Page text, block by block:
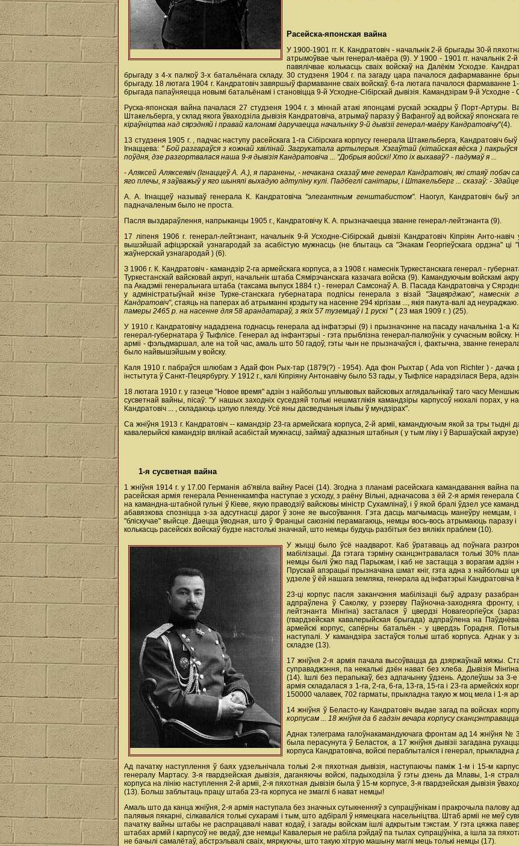
Расейска-японская вайна
У 1900-1901 гг. К. Кандратовіч - начальнік 2-й брыгады 30-й
атрымоўвае чын генерал-маёра (9). У 1900 - 1901 гг. начальнік
павялічвае колькасць сваіх войскаў на Далёкім Усходзе.
брыгаду з 4-х палкоў 3-х батальёнага складу. 30 студзеня 1904 г. па загаду цара пачалося дафармаванне
брыгаду. 18 лютага 1904 г. Кандратовіч завяршыў фармаванне сваіх войскаў. 6-га лютага пачалося фармаванне
брыгада папаўняецца новымі батальёнамі і становіцца 9-й Усходне-Сібірскай дывізія. Камандзірам 9-й Усходне -
Руска-японская вайна пачалася 27 студзеня 1904 г. з міннай атакі японцамі рускай эскадры ў Порт-
Штакельберга, у склад якога ўваходзіла дывізія Кандратовіча, атрымаў паразу ў Вафангоў ад войскаў
кіраўніцтва над сярэдняй і правай калонамі даручаецца начальніку 9-й дывізіі генерал-маёру Кандратовічу"(4).
13 студзеня 1905 г. , падчас наступу расейскага 1-га Сібірскага корпусу генерала Штакельберга,
Ігнаццева: " Бой разгараўся з кожнай хвілінай. Загрукатала артылерыя. Хэгаўтай (кітайская вёска )
поўдня, дзе разгортвалася наша 9-я дывізія Кандратовіча ... "Добрыя войскі! Хто іх выхаваў? - падумаў я ...
- Аляксей Аляксеявіч (Ігнаццеў А. А.), я паранены, - нечакана сказаў мне генерал Кандратовіч, які стаяў
яго плечы, я заўважыў у яго шынялі выхадую адтуліну кулі. Падбеглі санітары, і Штакельберг ... сказаў: -
А. А. Ігнаццеў называў генерала К. Кандратовіча "элегантным генштабистом". Наогул, Кандратовіч быў
падначаленым было не проста.
Пасля выздараўлення, напрыканцы 1905 г., Кандратовічу К. А. прызначаецца званне генерал-лейтэнанта (9).
17 ліпеня 1906 г. генерал-лейтэнант, начальнік 9-й Усходне-Сібірскай дывізіі Кандратовіч Кіпріян Анто-
вышэйшай афіцэрскай узнагародай за асабістую мужнасць (не блытаць са "Знакам Георгіеўскага ордэна" ці
жаўнерскай узнагародай ) (6).
З 1906 г. К. Кандратовіч - камандзір 2-га армейскага корпуса, а з 1908 г. намеснік Туркестанскага генерал -
Туркестанскай вайсковай акругі, начальнік штаба Сямірэчанскага казачага войска (9). Камандуючым войскамі
па Акадэміі генеральнага штаба (таксама выпуск 1884 г.) - генерал Самсонаў А. В. Пасада Кандратовіча у
у адміністратыўнай кнізе Турке-станскага губернатара подпісы генерала з візай
"Зацвярджаю", намеснік
Кандратовіч", стаяць на паперах аб атрыманні крэдыту на насенне 294 кіргізам ..., якія пакута-валі ад
памеры 2465 р. на насенне для 58 арандатараў, з якіх 57 туземцаў і 1 рускі " ( 23 мая 1909 г. ) (25).
У 1910 г. Кандратовічу нададзена годнасць генерала ад інфатэрыі (9) і прызначэнне на пасаду начальніка 1-а
генерал-губернатара ў Тыфлісе. Генерал ад інфантэрыі - гэта прыблізна генерал-палкоўнік у сучасным
арміі - фэльдмаршал, але на той час, амаль што 50 гадоў, гэты чын не прызначаўся і, фактычна, званне
было найвышэйшым у войску.
Каля 1910 г. пабраўся шлюбам з Адай фон Рых-тар (1879(?) - 1954). Ада фон Рыхтар ( Ada von Richter ) - дачка
інстытута ў Санкт-Пецярбургу. У 1912 г., калі Кіпріяну Антонавічу было 53 гады, у Тыфлісе нарадзілася Вера,
18 лютага 1910 г. у газеце "Новое время" адзін з найбольш уплывовых вайсковых аглядальнікаў таго часу
сусветнай вайны, пісаў: "У нашых заходніх суседзяй толькі нешматлікія камандзіры карпусоў нюхалі порах,
Кандратовіч ... , складаюць цэлую плеяду. Усё яны дасведчаныя ільвы ў мундзірах".
Са жніўня 1913 г. Кандратовіч -- камандзір 23-га армейскага корпуса, 2-й арміі, камандуючым якой за тры
кавалерыйскі камандзір вялікай асабістай мужнасці, займаў адказныя штабныя ( у тым ліку і ў Варшаўскай
1-я сусветная вайна
1 жніўня 1914 г. у 17.00 Германія аб'явіла вайну Расеі (14). Згодна з планамі расейскага камандавання вайна
расейская армія генерала Ренненкампфа наступае з усходу, з раёну Вільні, адначасова з ёй 2-я армія
на камандна-штабной гульні ў Кіеве, якую праводзіў вайсковы міністр Сухамлінаў, і ў якой бралі ўдзел усе
абавязкова спозніцца з-за адсутнасці дарог ў зоне яе высоўвання. Гэта дасць магчымасць манеўру
"бліскучае" выйсце. Даецца ўводная, што ў Францыі саюзнікі перамагаюць, немцы вось-вось атрымаюць
колькасць расейскіх войскаў будзе настолькі значнай, што немцы будуць разбітыя без вялікіх праблем (10).
У жыцці было ўсё наадварот. Каб ўратаваць ад поўнага
мабілізацыі. Да гэтага тэрміну сканцэнтравалася толькі 30%
немцы былі ўжо пад Парыжам, і каб не застацца з ворагам
Прускай апэрацыі прызначана шмат кніг, гэта адна з найбольш
удзеле ў ёй нашага земляка, генерала ад інфатэрыі Кандратовіча
23-ці корпус пасля заканчэння мабілізаціі быў адразу
адпраўлена ў Саколку, у рэзерву Паўночна-заходняга
лейтэнанта Мінгіна) засталася ў цвердзі Новагеоргіеўск
(гвардзейская кавалерыйская брыгада) адпраўлена на
армейскі корпус, сапёрны батальён - у цвердзь Горадня.
наступалі. У камандзіра застаўся толькі штаб корпуса. Аднак
складзе (13).
17 жніўня 2-я армія пачала высоўвацца да дзяржаўнай мяжы.
суправаджэння, па некалькі дзён нават без хлеба. Дывізія
(14). Ішлі без перапыкаў, без адпачынку ўдзень. Адолеўшы за
армія складалася з 1-га, 2-га, 6-га, 13-га, 15-га і 23-га армейскіх
150000 чалавек, 702 гарматы, прыкладна такую ж моц мела і 1-я
14 жніўня ў Беласто-ку Кандратовіч выдае загад па войсках
корпусам ... 18 жніўня да 6 гадзін вечара корпусу
Аднак тэлеграма галоўнакамандуючага фронтам ад 14 жніўня №
была перасунута ў Беласток, а 17 жніўня дывізіі загадана
корпуса Кандратовіча, войскі пераблыталіся і генерал, прыкладна
Ад пачатку наступлення ў баях удзельнічала толькі 2-я пяхотная дывізія, наступаючы паміж 1-м і 15-м
генералу Мартасу. 3-я гвардзейская дывізія, даганяючы войскі, падыходзіла ў гэты дзень да Млавы, 1-я
корпуса на лінію наступлення 2-й арміі, 2-я пяхотная дывізія была ў 15-м корпусе, 3-я гвардзейская дывізія
(13). Больш заблытаць працу штаба 23-га корпуса не змаглі б нават немцы!
Амаль што да канца жніўня, 2-я армія наступала без значных сутыкненняў з супраціўнікам і пракрочыла палову
палявыя пякарні, сілкаваліся толькі сухарамі і тым, што адбіралі ў нямецкага насельніцтва. Штаб арміі не меў
пачатку вайны штабы не распрацавалі нават кодаў, і загады войскам ішлі адкрытым тэкстам. У гэта цяжка
штабах армій і карпусоў не ведаў, дзе немцы! Кавалерыя не рабіла рэйдаў па тылах супраціўніка, а ішла за
не бачылі самалётаў, абстрэльвалі сваіх, мяркуючы, што такую хітрую машыну маглі мець толькі немцы (17).